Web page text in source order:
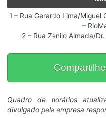
1 – Rua Gerardo Lima/Miguel
–
2 – Rua Zenilo Almada/
Quadro de horários
divulgado pela empresa